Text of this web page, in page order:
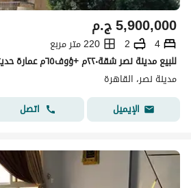
ج.م5,900,000
4
2
220 متر مربع
مدينة نصر، القاهرة
الإيميل
اتصل